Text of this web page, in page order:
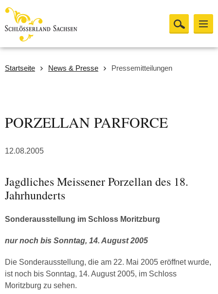
Startseite News & Presse Pressemitteilungen
PORZELLAN PARFORCE
12.08.2005
Jagdliches Meissener Porzellan des 18.
Jahrhunderts
Sonderausstellung im Schloss Moritzburg
nur noch bis Sonntag, 14. August 2005
Die Sonderausstellung, die am 22. Mai 2005 eröffnet wurde,
ist noch bis Sonntag, 14. August 2005, im Schloss
Moritzburg zu sehen.